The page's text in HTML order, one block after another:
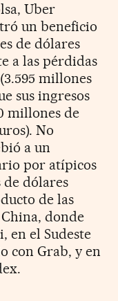
Uber
un beneficio
de dólares
a las pérdidas
millones
sus ingresos
millones de
No
a un
por atípicos
de dólares
de las
donde
en el Sudeste
con Grab, y en